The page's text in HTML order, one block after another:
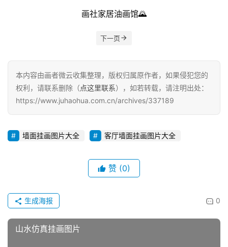
画社家居油画馆🌄
下一页
本内容由画者微云收集整理，版权归属原作者，如果侵犯您的
权利，请联系删除（点这里联系），如若转载，请注明出处：
https://www.juhaohua.com.cn/archives/337189
墙面挂画图片大全 客厅墙面挂画图片大全
赞 (0)
0
生成海报
山水仿真挂画图片